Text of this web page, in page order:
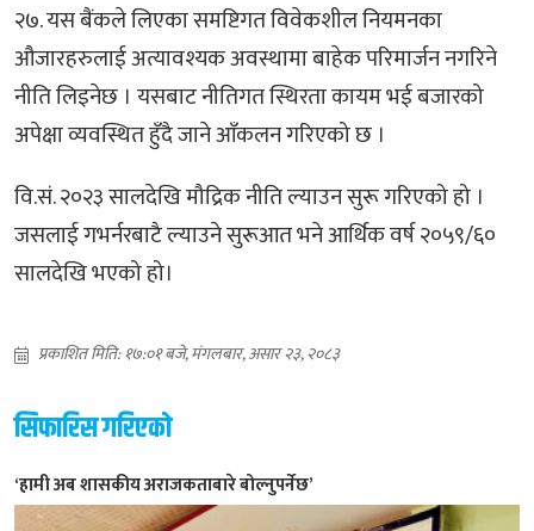
२७. यस बैंकले लिएका समष्टिगत विवेकशील नियमनका
औजारहरुलाई अत्यावश्यक अवस्थामा बाहेक परिमार्जन नगरिने
नीति लिइनेछ । यसबाट नीतिगत स्थिरता कायम भई बजारको
अपेक्षा व्यवस्थित हुँदै जाने आँकलन गरिएको छ ।
वि.सं. २०२३ सालदेखि मौद्रिक नीति ल्याउन सुरू गरिएको हो ।
जसलाई गभर्नरबाटै ल्याउने सुरूआत भने आर्थिक वर्ष २०५९/६०
सालदेखि भएको हो।
प्रकाशित मिति: १७:०१ बजे, मंगलबार, असार २३, २०८३
सिफारिस गरिएको
‘हामी अब शासकीय अराजकताबारे बोल्नुपर्नेछ’